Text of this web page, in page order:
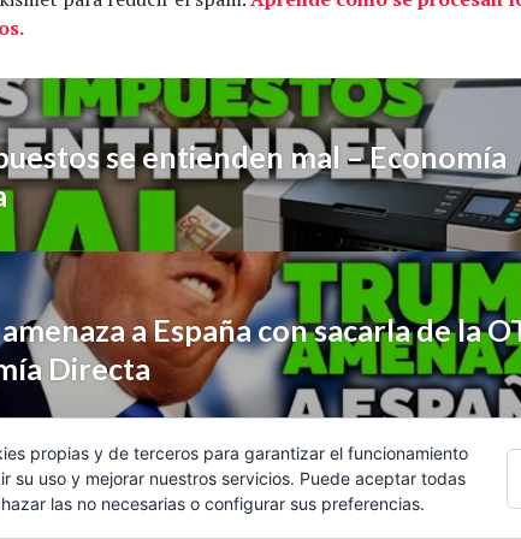
se entienden mal – Economía
a España con sacarla de la
Directa
2026 Colectivo
propias y de terceros para garantizar el funcionamiento
su uso y mejorar nuestros servicios. Puede aceptar todas
las no necesarias o configurar sus preferencias.